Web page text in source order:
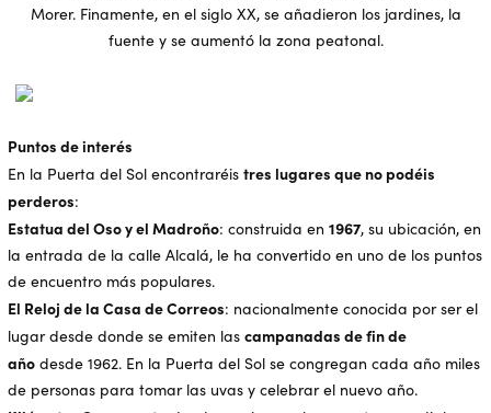
Morer. Finamente, en el siglo XX, se añadieron los jardines, la
fuente y se aumentó la zona peatonal.
Puntos de interés
En la Puerta del Sol encontraréis tres lugares que no podéis
perderos:
Estatua del Oso y el Madroño: construida en 1967, su ubicación, en
la entrada de la calle Alcalá, le ha convertido en uno de los puntos
de encuentro más populares.
El Reloj de la Casa de Correos: nacionalmente conocida por ser el
lugar desde donde se emiten las campanadas de fin de
año desde 1962. En la Puerta del Sol se congregan cada año miles
de personas para tomar las uvas y celebrar el nuevo año.